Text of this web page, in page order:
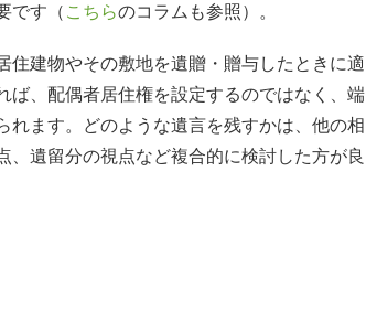
です（ こちらのコラムも参照）。
住建物やその敷地を遺贈・贈与したときに適
ば、配偶者居住権を設定するのではなく、端
れます。どのような遺言を残すかは、他の相
遺留分の視点など複合的に検討した方が良